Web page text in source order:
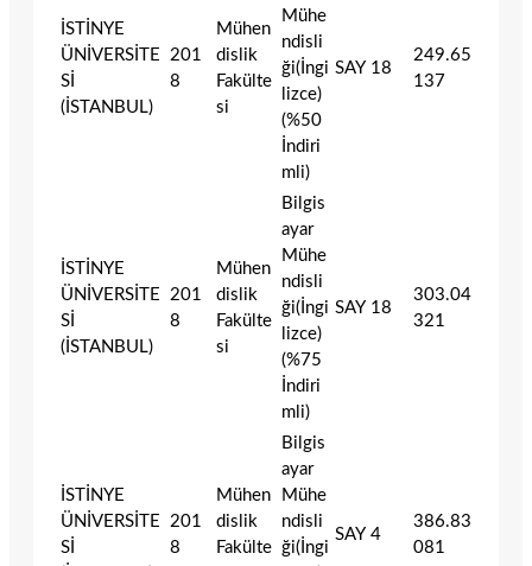
İSTİNYE
ÜNİVERSİTE
Sİ
(İSTANBUL)
201
8
Mühen
dislik
Fakülte
si
Mühe
ndisli
ği(İngi
lizce)
(%50
İndiri
mli)
SAY 18
249.65
137
İSTİNYE
ÜNİVERSİTE
Sİ
(İSTANBUL)
201
8
Mühen
dislik
Fakülte
si
Bilgis
ayar
Mühe
ndisli
ği(İngi
lizce)
(%75
İndiri
mli)
SAY 18
303.04
321
İSTİNYE
ÜNİVERSİTE
Sİ
201
8
Mühen
dislik
Fakülte
Bilgis
ayar
Mühe
ndisli
ği(İngi
SAY 4
386.83
081